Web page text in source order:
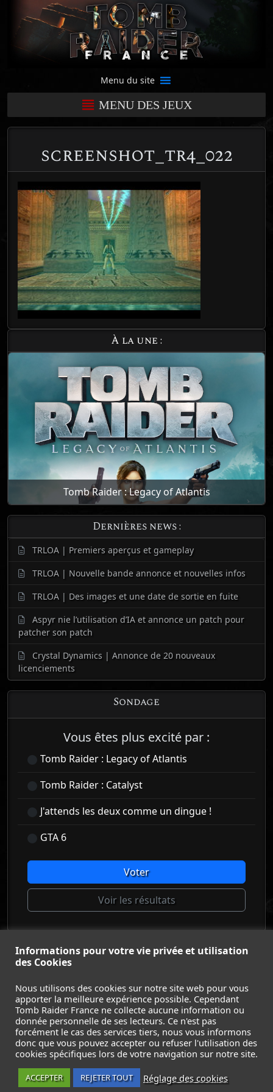
Menu du site
MENU DES JEUX
screenshot_tr4_022
À la une :
Tomb Raider : Legacy of Atlantis
Dernières news :
TRLOA | Premiers aperçus et gameplay
TRLOA | Nouvelle bande annonce et nouvelles infos
TRLOA | Des images et une date de sortie en fuite
Aspyr nie l’utilisation d’IA et annonce un patch pour
patcher son patch
Crystal Dynamics | Annonce de 20 nouveaux
licenciements
Sondage
Vous êtes plus excité par :
Tomb Raider : Legacy of Atlantis
Tomb Raider : Catalyst
J'attends les deux comme un dingue !
GTA 6
Voter
Voir les résultats
Informations pour votre vie privée et utilisation
des Cookies
Nous utilisons des cookies sur notre site web pour vous
apporter la meilleure expérience possible. Cependant
Tomb Raider France ne collecte aucune information ou
donnée personnelle de ses lecteurs. Ce n'est pas
forcément le cas des services tiers, nous vous informons
donc que vous pouvez accepter ou refuser l'utilisation des
cookies spécifiques lors de votre navigation sur notre site.
ACCEPTER REJETER TOUT Réglage des cookies
© Tomb Raider France 2008 - 2026
Lara Croft et Tomb Raider sont des marques déposées
Square Enix Ltd.
ACCUEIL- TOMB RAIDER- LEGACY OF ATLANTIS
CATALYST - LARA CROFT- FILMS - CONTACT-
MENTIONS LÉGALES / CGU-
Suivez nous sur les réseaux :